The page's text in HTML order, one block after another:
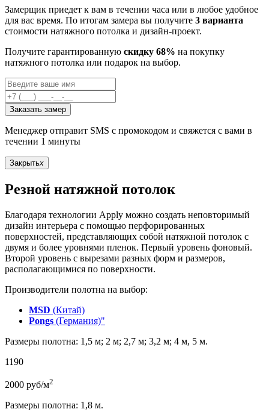
Замерщик приедет к вам в течении часа или в любое удобное
для вас время. По итогам замера вы получите 3 варианта
стоимости натяжного потолка и дизайн-проект.
Получите гарантированную скидку 68% на покупку
натяжного потолка или подарок на выбор.
Заказать замер
Менеджер отправит SMS с промокодом и свяжется с вами в
течении 1 минуты
Закрытьx
Резной натяжной потолок
Благодаря технологии Apply можно создать неповторимый
дизайн интерьера с помощью перфорированных
поверхностей, представляющих собой натяжной потолок с
двумя и более уровнями пленок. Первый уровень фоновый.
Второй уровень с вырезами разных форм и размеров,
располагающимися по поверхности.
Производители полотна на выбор:
MSD (Китай)
Pongs (Германия)"
Размеры полотна: 1,5 м; 2 м; 2,7 м; 3,2 м; 4 м, 5 м.
1190
2000 руб/м2
Размеры полотна: 1,8 м.